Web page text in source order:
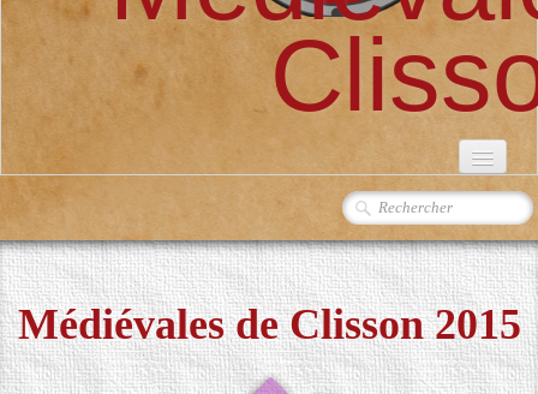
L'ASSOCIATION▼
FESTIVAL 2026▼
MÉDIAS▼
Médiévales de Clisson 2015